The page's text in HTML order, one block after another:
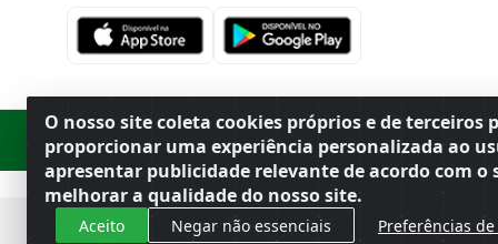
O nosso site coleta cookies próprios e de terceiros
proporcionar uma experiência personalizada ao
apresentar publicidade relevante de acordo com o
melhorar a qualidade do nosso site.
Aceito Negar não essenciais Preferências de
Rod. SP-215, s/n, km 98 — Área Rural Porto Ferreira/ ·